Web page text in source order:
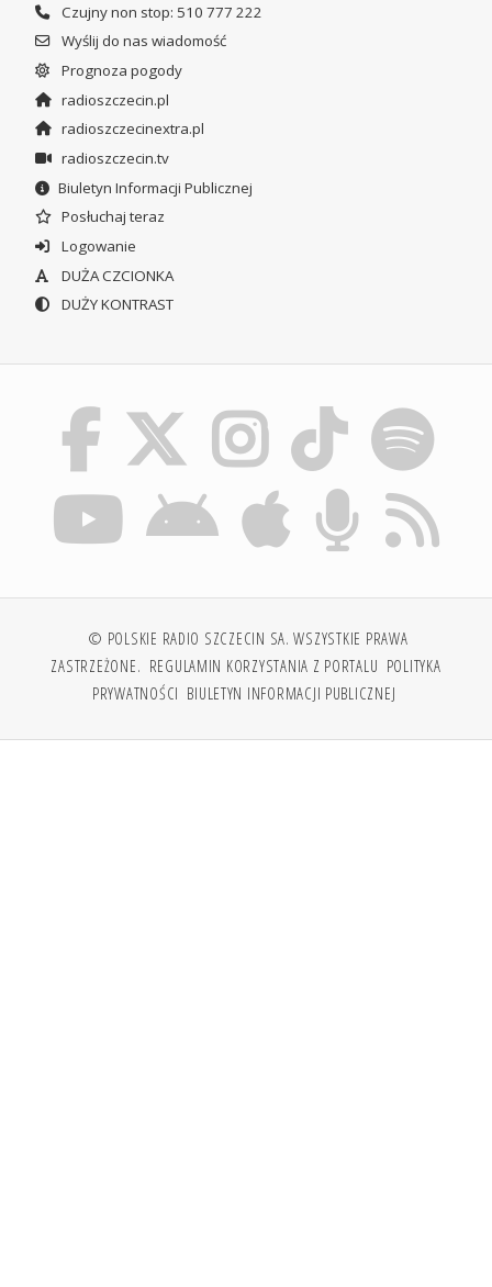
Czujny non stop: 510 777 222
Wyślij do nas wiadomość
Prognoza pogody
radioszczecin.pl
radioszczecinextra.pl
radioszczecin.tv
Biuletyn Informacji Publicznej
Posłuchaj teraz
Logowanie
DUŻA CZCIONKA
DUŻY KONTRAST
© POLSKIE RADIO SZCZECIN SA. WSZYSTKIE PRAWA
ZASTRZEŻONE. REGULAMIN KORZYSTANIA Z PORTALU POLITYKA
PRYWATNOŚCI BIULETYN INFORMACJI PUBLICZNEJ